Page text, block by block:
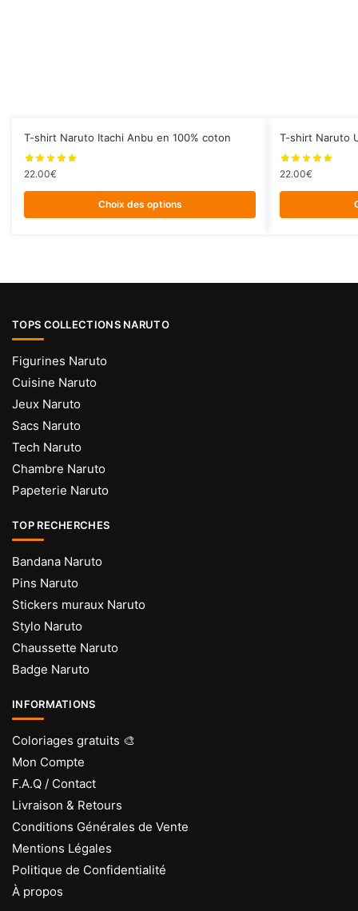
T-shirt Naruto Itachi Anbu en 100% coton
22.00€
Choix des options
Ce
produit
a
plusieurs
variations.
sur
page
du
produit
T-shirt Naruto
22.00€
Ce
produit
a
plusieurs
variations.
TOPS COLLECTIONS NARUTO
Figurines Naruto
Cuisine Naruto
Jeux Naruto
Sacs Naruto
Tech Naruto
Chambre Naruto
Papeterie Naruto
TOP RECHERCHES
Bandana Naruto
Pins Naruto
Stickers muraux Naruto
Stylo Naruto
Chaussette Naruto
Badge Naruto
INFORMATIONS
Coloriages gratuits 🎨
Mon Compte
F.A.Q / Contact
Livraison & Retours
Conditions Générales de Vente
Mentions Légales
Politique de Confidentialité
À propos